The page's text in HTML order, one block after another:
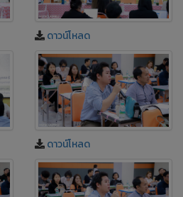
ดาวน์โหลด
ดาวน์โหลด